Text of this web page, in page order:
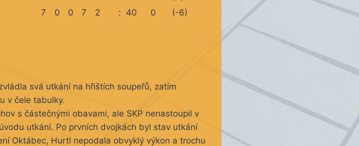
7 0 0 7 2 : 40 0 (-6)
svá utkání na hřištích soupeřů, zatím
v čele tabulky.
s částečnými obavami, ale SKP nenastoupil v
utkání. Po prvních dvojkách byl stav utkání
Oktábec, Hurtl nepodala obvyklý výkon a trochu